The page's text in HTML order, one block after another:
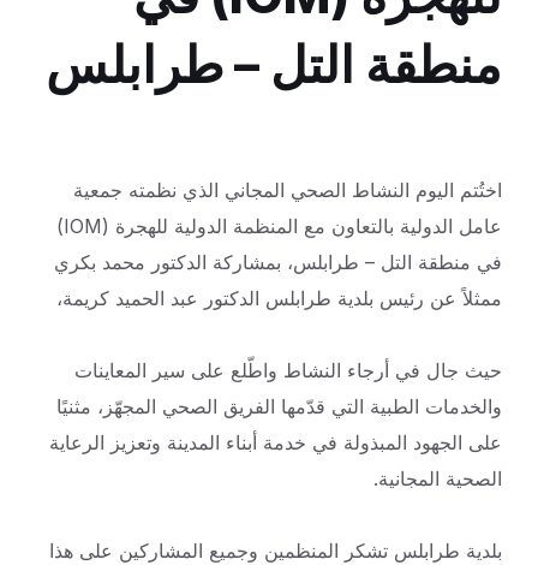
منطقة التل – طرابلس
اختُتم اليوم النشاط الصحي المجاني الذي نظمته جمعية
عامل الدولية بالتعاون مع المنظمة الدولية للهجرة (IOM)
في منطقة التل – طرابلس، بمشاركة الدكتور محمد بكري
ممثلاً عن رئيس بلدية طرابلس الدكتور عبد الحميد كريمة،
حيث جال في أرجاء النشاط واطّلع على سير المعاينات
والخدمات الطبية التي قدّمها الفريق الصحي المجهّز، مثنيًا
على الجهود المبذولة في خدمة أبناء المدينة وتعزيز الرعاية
الصحية المجانية.
بلدية طرابلس تشكر المنظمين وجميع المشاركين على هذا